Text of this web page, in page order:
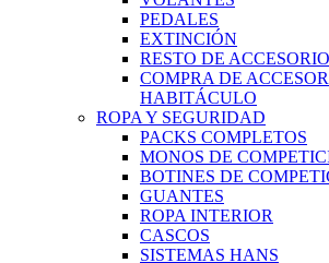
PEDALES
EXTINCIÓN
RESTO DE
COMPRA DE
HABITÁCULO
ROPA Y SEGURIDAD
PACKS COMPLETOS
MONOS DE
BOTINES DE
GUANTES
ROPA INTERIOR
CASCOS
SISTEMAS HANS